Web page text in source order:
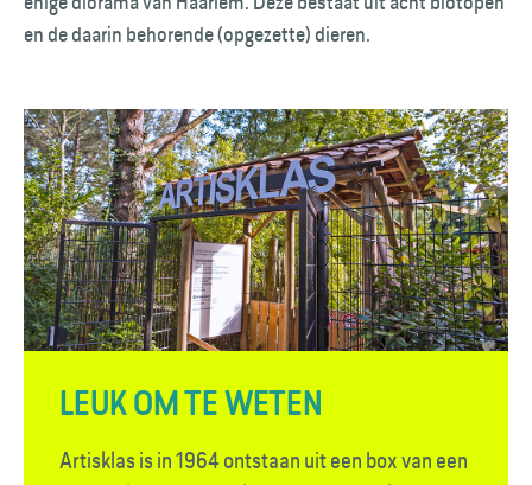
en de daarin behorende (opgezette) dieren.
LEUK OM TE WETEN
Artisklas is in 1964 ontstaan uit een box van een